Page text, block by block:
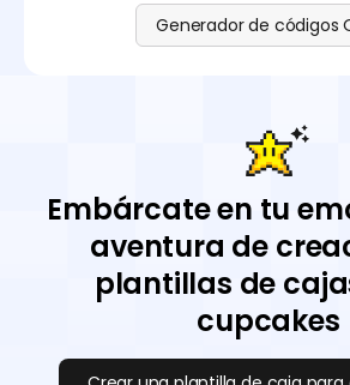
Generador de códigos
Embárcate en tu
aventura de
plantillas de
cupcakes